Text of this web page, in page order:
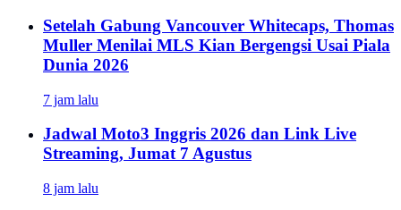
Setelah Gabung Vancouver Whitecaps, Thomas
Muller Menilai MLS Kian Bergengsi Usai Piala
Dunia 2026
7 jam lalu
Jadwal Moto3 Inggris 2026 dan Link Live
Streaming, Jumat 7 Agustus
8 jam lalu